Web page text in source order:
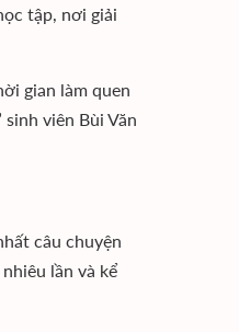
tập, nơi giải
gian làm quen
viên Bùi Văn
câu chuyện
lần và kể